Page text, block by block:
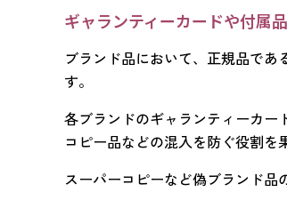
ギャランティーカードや付属
ブランド品において、正規品であ
す。
各ブランドのギャランティーカー
コピー品などの混入を防ぐ役割を
スーパーコピーなど偽ブランド品